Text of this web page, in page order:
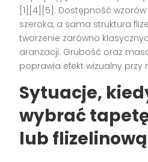
[1][4][5] . Dostępność
szeroka, a sama struktura
tworzenie zarówno
aranżacji. Grubość oraz
poprawia efekt wizualny przy
Sytuacje,
wybrać
lub flizelinową